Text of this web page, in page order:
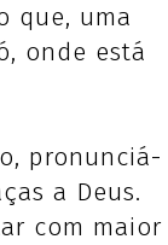
que, uma
onde está
pronunciá-
a Deus.
com maior